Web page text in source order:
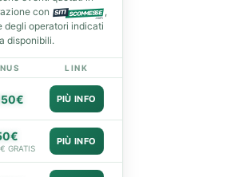
con
,
degli operatori indicati
disponibili.
LINK
PIÙ INFO
GRATIS
PIÙ INFO